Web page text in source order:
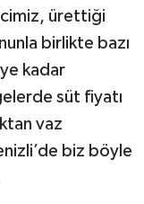
ürettiği
birlikte bazı
kadar
süt fiyatı
vaz
biz böyle